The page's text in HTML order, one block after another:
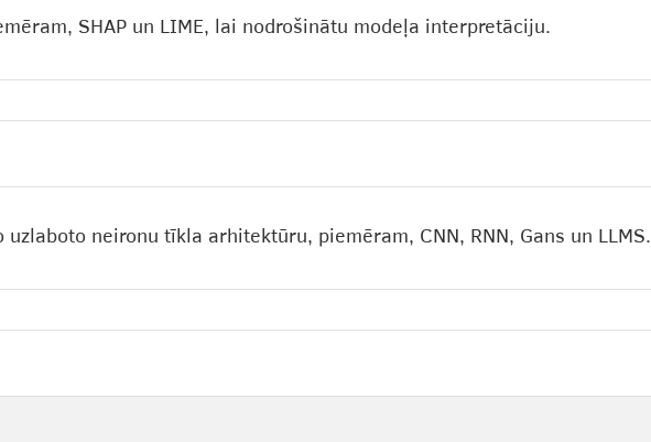
SHAP un LIME, lai nodrošinātu modeļa interpretāciju.
neironu tīkla arhitektūru, piemēram, CNN, RNN, Gans un LLMS.